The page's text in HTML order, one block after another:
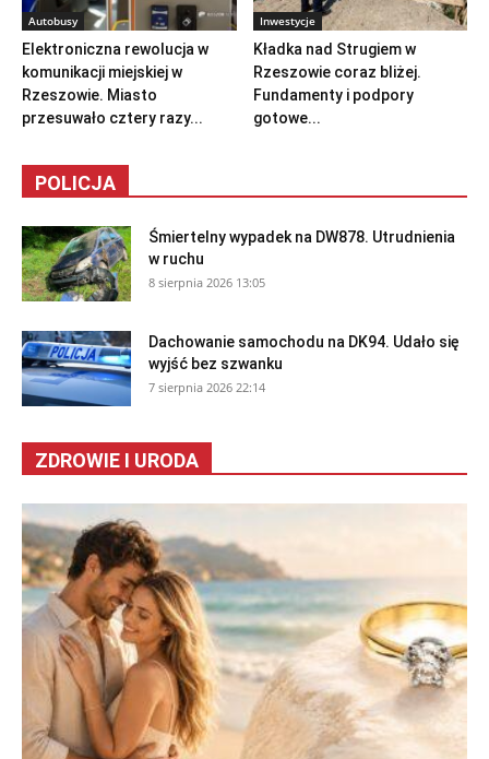
Autobusy
Elektroniczna rewolucja w
komunikacji miejskiej w
Rzeszowie. Miasto
przesuwało cztery razy...
Inwestycje
Kładka nad Strugiem w
Rzeszowie coraz bliżej.
Fundamenty i podpory
gotowe...
POLICJA
Śmiertelny wypadek na DW878. Utrudnienia
w ruchu
8 sierpnia 2026 13:05
Dachowanie samochodu na DK94. Udało się
wyjść bez szwanku
7 sierpnia 2026 22:14
ZDROWIE I URODA